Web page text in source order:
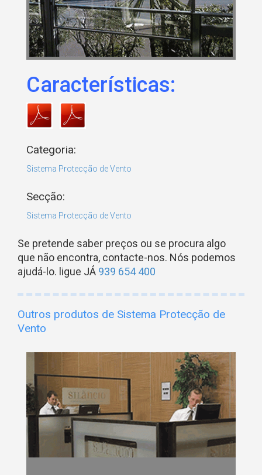
Características:
Categoria:
Sistema Protecção de Vento
Secção:
Sistema Protecção de Vento
Se pretende saber preços ou se procura algo
que não encontra, contacte-nos. Nós podemos
ajudá-lo. ligue JÁ 939 654 400
Outros produtos de Sistema Protecção de
Vento